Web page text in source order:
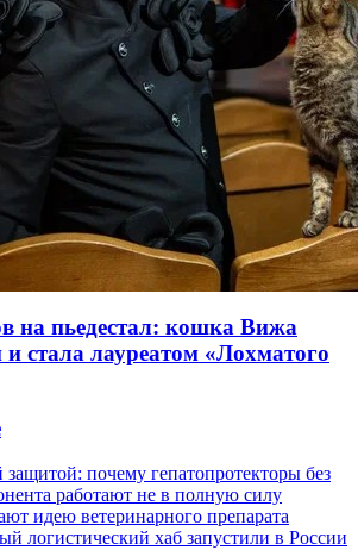
на пьедестал: кошка Вижа
стала лауреатом «Лохматого
почему гепатопротекторы без
работают не в полную силу
идею ветеринарного препарата
логистический хаб запустили в России